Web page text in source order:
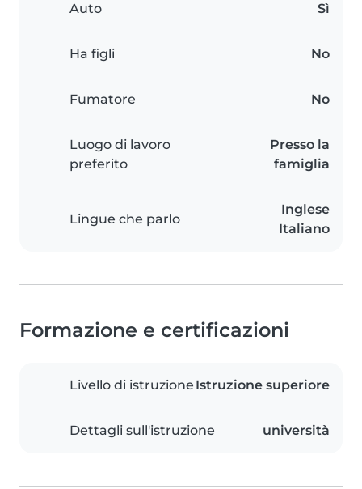
Auto Sì
Ha figli No
Fumatore No
Luogo di lavoro
preferito
Presso la
famiglia
Lingue che parlo
Inglese
Italiano
Formazione e certificazioni
Livello di istruzione Istruzione superiore
Dettagli sull'istruzione università